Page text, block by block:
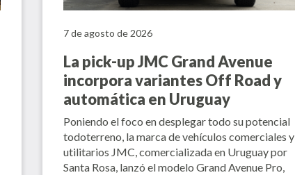
7 de agosto de 2026
La pick-up JMC Grand Avenue
incorpora variantes Off Road y
automática en Uruguay
Poniendo el foco en desplegar todo su potencial
todoterreno, la marca de vehículos comerciales y
utilitarios JMC, comercializada en Uruguay por
Santa Rosa, lanzó el modelo Grand Avenue Pro,